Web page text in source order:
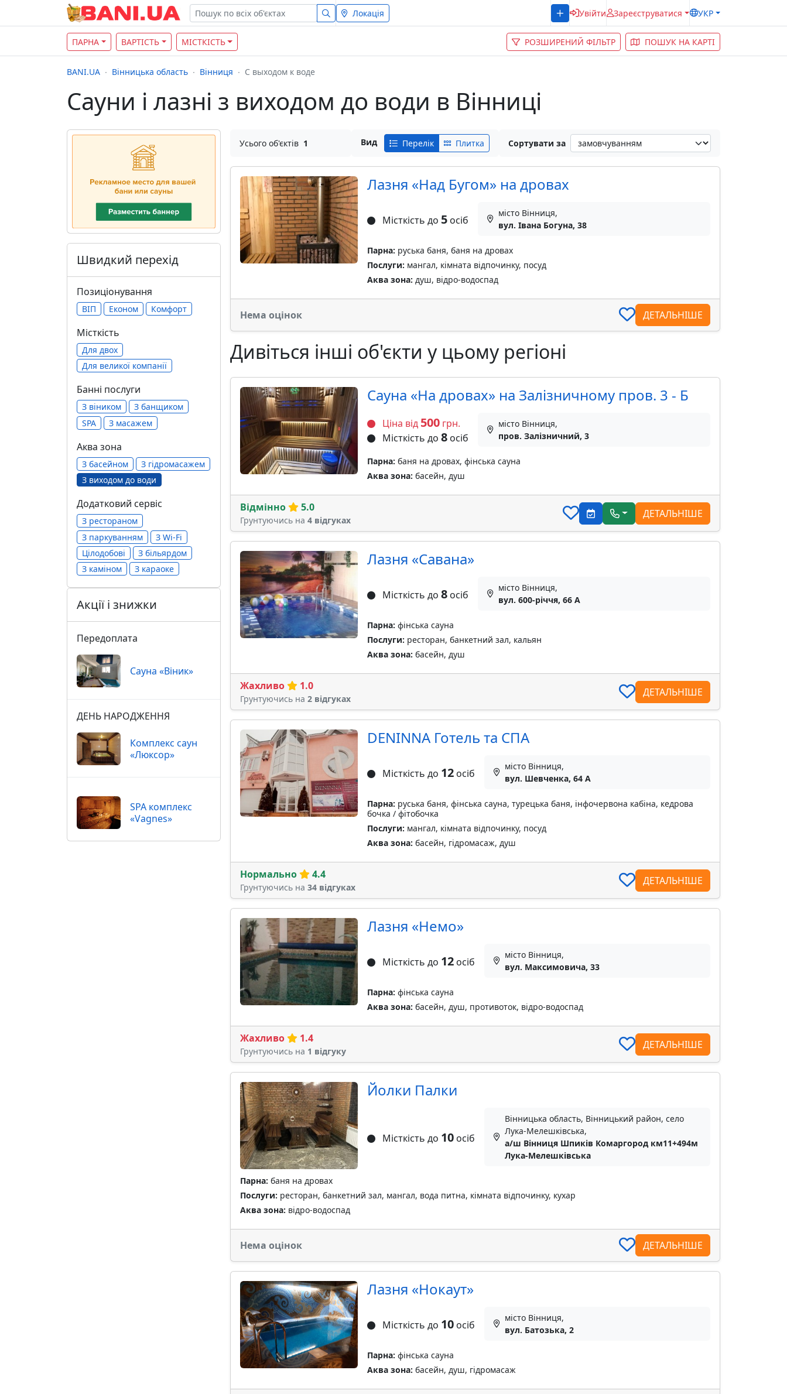
Локація Увійти Зареєструватися УКР
ПАРНА ВАРТІСТЬ МІСТКІСТЬ РОЗШИРЕНИЙ ФІЛЬТР ПОШУК НА КАРТІ
BANI.UA Вінницька область Вінниця С выходом к воде
Сауни і лазні з виходом до води в Вінниці
Усього об'єктів 1 Вид Перелік Плитка Сортувати за
Лазня «Над Бугом» на дровах
Місткість до 5осіб
місто Вінниця,
вул. Івана Богуна, 38
Парна: руська баня, баня на дровах
Послуги: мангал, кімната відпочинку, посуд
Аква зона: душ, відро-водоспад
Нема оцінок ДЕТАЛЬНІШЕ
Дивіться інші об'єкти у цьому регіоні
Сауна «На дровах» на Залізничному пров. 3 - Б
Ціна від 500грн.
Місткість до 8осіб
місто Вінниця,
пров. Залізничний, 3
Парна: баня на дровах, фінська сауна
Аква зона: басейн, душ
Відмінно 5.0
Грунтуючись на 4 відгуках
ДЕТАЛЬНІШЕ
Лазня «Савана»
Місткість до 8осіб
місто Вінниця,
вул. 600-річчя, 66 А
Парна: фінська сауна
Послуги: ресторан, банкетний зал, кальян
Аква зона: басейн, душ
Жахливо 1.0
Грунтуючись на 2 відгуках
ДЕТАЛЬНІШЕ
DENINNA Готель та СПА
Місткість до 12осіб
місто Вінниця,
вул. Шевченка, 64 А
Парна: руська баня, фінська сауна, турецька баня, інфочервона кабіна, кедрова
бочка / фітобочка
Послуги: мангал, кімната відпочинку, посуд
Аква зона: басейн, гідромасаж, душ
Нормально 4.4
Грунтуючись на 34 відгуках
ДЕТАЛЬНІШЕ
Лазня «Немо»
Місткість до 12осіб
місто Вінниця,
вул. Максимовича, 33
Парна: фінська сауна
Аква зона: басейн, душ, противоток, відро-водоспад
Жахливо 1.4
Грунтуючись на 1 відгуку
ДЕТАЛЬНІШЕ
Йолки Палки
Місткість до 10осіб
Вінницька область, Вінницький район, село
Лука-Мелешківська,
а/ш Вінниця Шпиків Комаргород км11+494м
Лука-Мелешківська
Парна: баня на дровах
Послуги: ресторан, банкетний зал, мангал, вода питна, кімната відпочинку, кухар
Аква зона: відро-водоспад
Нема оцінок ДЕТАЛЬНІШЕ
Лазня «Нокаут»
Місткість до 10осіб
місто Вінниця,
вул. Батозька, 2
Парна: фінська сауна
Аква зона: басейн, душ, гідромасаж
Швидкий перехід
Позиціонування
ВІП Економ Комфорт
Місткість
Для двох
Для великої компанії
Банні послуги
З віником
З банщиком
SPA
З масажем
Аква зона
З басейном
З гідромасажем
З виходом до води
Додатковий сервіс
З рестораном
З паркуванням
З Wi-Fi
Цілодобові
З більярдом
З каміном
З караоке
Акції і знижки
Передоплата
Сауна «Віник»
ДЕНЬ НАРОДЖЕННЯ
Комплекс саун
«Люксор»
SPA комплекс
«Vagnes»